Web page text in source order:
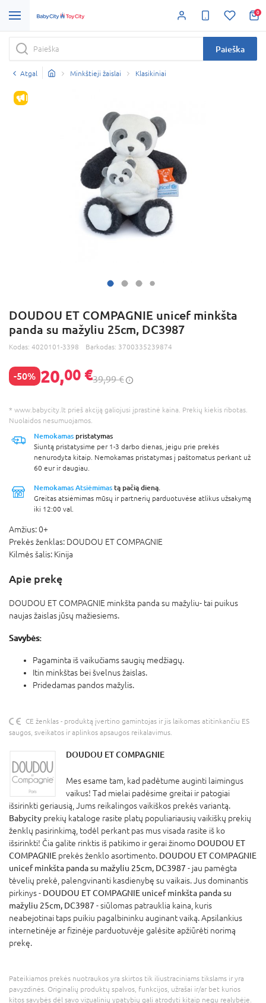
0
Paieška
Atgal Minkštieji žaislai Klasikiniai
IŠPARDAVIMAS
DOUDOU ET COMPAGNIE unicef minkšta
panda su mažyliu 25cm, DC3987
Kodas: 4020101-3398 Barkodas: 3700335239874
-50% 20,00 €39,99 €
* www.babycity.lt prieš akciją galiojusi įprastinė kaina. Prekių kiekis ribotas.
Nuolaidos nesumuojamos.
Nemokamas pristatymas
Siuntą pristatysime per 1-3 darbo dienas, jeigu prie prekės
nenurodyta kitaip. Nemokamas pristatymas į paštomatus perkant už
60 eur ir daugiau.
Nemokamas Atsiėmimas tą pačią dieną.
Greitas atsiėmimas mūsų ir partnerių parduotuvėse atlikus užsakymą
iki 12:00 val.
Amžius:0+
Prekės ženklas: DOUDOU ET COMPAGNIE
Kilmės šalis: Kinija
Apie prekę
DOUDOU ET COMPAGNIE minkšta panda su mažyliu- tai puikus
naujas žaislas jūsų mažiesiems.
Savybės:
Pagaminta iš vaikučiams saugių medžiagų.
Itin minkštas bei švelnus žaislas.
Pridedamas pandos mažylis.
CE ženklas - produktą įvertino gamintojas ir jis laikomas atitinkančiu ES
saugos, sveikatos ir aplinkos apsaugos reikalavimus.
DOUDOU ET COMPAGNIE
Mes esame tam, kad padėtume auginti laimingus
vaikus! Tad mielai padėsime greitai ir patogiai
išsirinkti geriausią, Jums reikalingos vaikiškos prekės variantą.
Babycity prekių kataloge rasite platų populiariausių vaikiškų prekių
ženklų pasirinkimą, todėl perkant pas mus visada rasite iš ko
išsirinkti! Čia galite rinktis iš patikimo ir gerai žinomo DOUDOU ET
COMPAGNIE prekės ženklo asortimento. DOUDOU ET COMPAGNIE
unicef minkšta panda su mažyliu 25cm, DC3987 - jau pamėgta
tėvelių prekė, palengvinanti kasdienybę su vaikais. Jus dominantis
pirkinys - DOUDOU ET COMPAGNIE unicef minkšta panda su
mažyliu 25cm, DC3987 - siūlomas patrauklia kaina, kuris
neabejotinai taps puikiu pagalbininku auginant vaiką. Apsilankius
internetinėje ar fizinėje parduotuvėje galėsite apžiūrėti norimą
prekę.
Pateikiamos prekės nuotraukos yra skirtos tik iliustraciniams tikslams ir yra
pavyzdinės. Originalių produktų spalvos, funkcijos, užrašai ir/ar bet kurios
kitos savybės dėl savo vizualinių ypatybių gali atrodyti kitaip negu realybėje.